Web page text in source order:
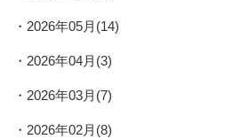
2026年05月(14)
2026年04月(3)
2026年03月(7)
2026年02月(8)